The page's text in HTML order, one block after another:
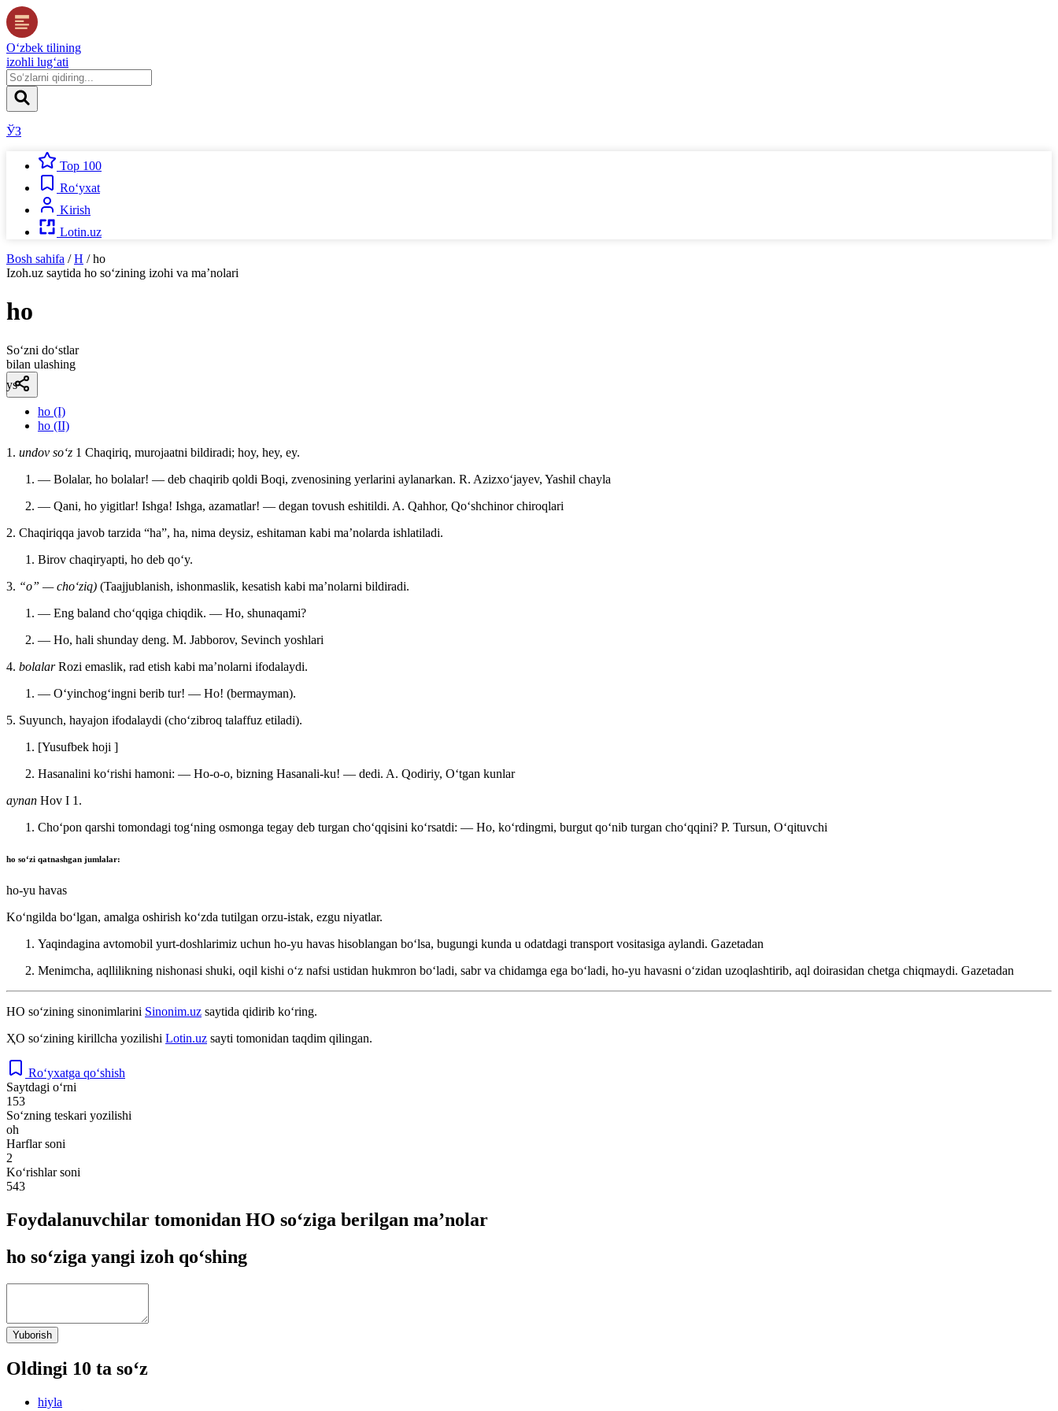
O‘zbek tilining
izohli lug‘ati
ЎЗ
Top 100
Ro‘yxat
Kirish
Lotin.uz
Bosh sahifa / H / ho
Izoh.uz saytida ho so‘zining izohi va ma’nolari
ho
So‘zni do‘stlar
bilan ulashing
ys
ho (I)
ho (II)
1. undov so‘z 1 Chaqiriq, murojaatni bildiradi; hoy, hey, ey.
— Bolalar, ho bolalar! — deb chaqirib qoldi Boqi, zvenosining yerlarini aylanarkan. R. Azizxoʻjayev, Yashil chayla
— Qani, ho yigitlar! Ishga! Ishga, azamatlar! — degan tovush eshitildi. A. Qahhor, Qoʻshchinor chiroqlari
2. Chaqiriqqa javob tarzida “ha”, ha, nima deysiz, eshitaman kabi maʼnolarda ishlatiladi.
Birov chaqiryapti, ho deb qoʻy.
3. “o” — choʻziq) (Taajjublanish, ishonmaslik, kesatish kabi maʼnolarni bildiradi.
— Eng baland choʻqqiga chiqdik. — Ho, shunaqami?
— Ho, hali shunday deng. M. Jabborov, Sevinch yoshlari
4. bolalarRozi emaslik, rad etish kabi maʼnolarni ifodalaydi.
— Oʻyinchogʻingni berib tur! — Ho! (bermayman).
5. Suyunch, hayajon ifodalaydi (choʻzibroq talaffuz etiladi).
[Yusufbek hoji ]
Hasanalini koʻrishi hamoni: — Ho-o-o, bizning Hasanali-ku! — dedi. A. Qodiriy, Oʻtgan kunlar
aynan Hov I 1.
Choʻpon qarshi tomondagi togʻning osmonga tegay deb turgan choʻqqisini koʻrsatdi: — Ho, koʻrdingmi, burgut qoʻnib turgan choʻqqini? P. Tursun, Oʻqituvchi
ho soʻzi qatnashgan jumlalar:
ho-yu havas
Koʻngilda boʻlgan, amalga oshirish koʻzda tutilgan orzu-istak, ezgu niyatlar.
Yaqindagina avtomobil yurt-doshlarimiz uchun ho-yu havas hisoblangan boʻlsa, bugungi kunda u odatdagi transport vositasiga aylandi. Gazetadan
Menimcha, aqllilikning nishonasi shuki, oqil kishi oʻz nafsi ustidan hukmron boʻladi, sabr va chidamga ega boʻladi, ho-yu havasni oʻzidan uzoqlashtirib, aql doirasidan chetga chiqmaydi. Gazetadan
HO so‘zining sinonimlarini Sinonim.uz saytida qidirib ko‘ring.
ҲО so‘zining kirillcha yozilishi Lotin.uz sayti tomonidan taqdim qilingan.
Ro‘yxatga qo‘shish
Saytdagi o‘rni
153
So‘zning teskari yozilishi
oh
Harflar soni
2
Ko‘rishlar soni
543
Foydalanuvchilar tomonidan HO so‘ziga berilgan ma’nolar
ho so‘ziga yangi izoh qo‘shing
Yuborish
Oldingi 10 ta so‘z
hiyla